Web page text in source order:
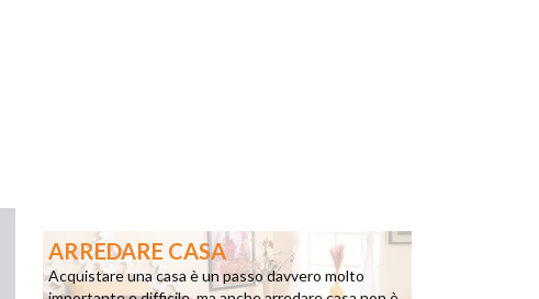
ARREDARE CASA
Acquistare una casa è un passo davvero molto